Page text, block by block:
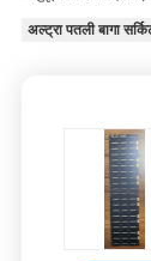
अल्ट्रा पतली बागा